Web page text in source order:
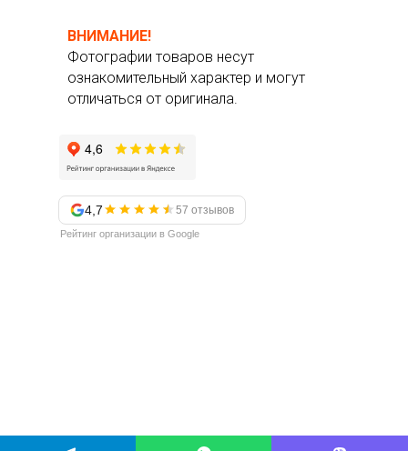
ВНИМАНИЕ!
Фотографии товаров несут
ознакомительный характер и могут
отличаться от оригинала.
4,7 57 отзывов
Рейтинг организации в Google